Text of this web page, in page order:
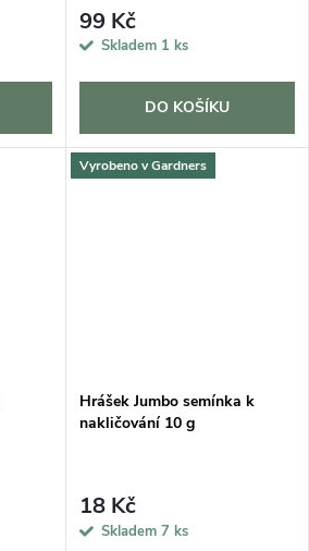
99 Kč
Skladem 1 ks
DO KOŠÍKU
Vyrobeno v Gardners
Hrášek Jumbo semínka k
nakličování 10 g
18 Kč
Skladem 7 ks